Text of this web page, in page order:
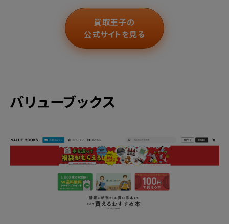
買取王子の
公式サイトを見る
バリューブックス